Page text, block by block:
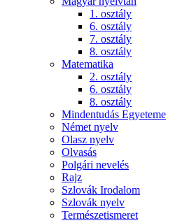
1. osztály
6. osztály
7. osztály
8. osztály
Matematika
2. osztály
6. osztály
8. osztály
Mindentudás Egyeteme
Német nyelv
Olasz nyelv
Olvasás
Polgári nevelés
Rajz
Szlovák Irodalom
Szlovák nyelv
Természetismeret